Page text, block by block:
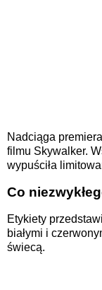
Nadciąga
filmu Skywalker.
wypuściła
Co
Etykiety
białymi i
świecą.